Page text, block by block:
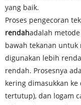
yang baik.
Proses pengecoran
rendahadalah
bawah tekanan untuk
digunakan lebih
rendah. Prosesnya
kering dimasukkan
tertutup), dan logam